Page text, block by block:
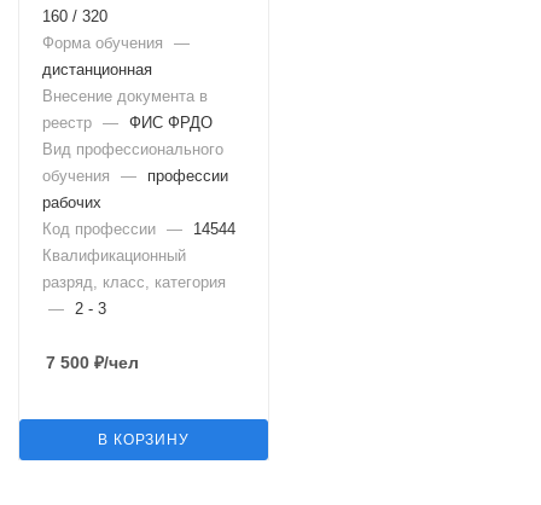
160 / 320
Форма обучения
—
дистанционная
Внесение документа в
реестр — ФИС ФРДО
Вид профессионального
обучения
—
профессии
рабочих
Код профессии —
14544
Квалификационный
разряд, класс, категория
— 2 - 3
7 500 ₽/чел
В КОРЗИНУ